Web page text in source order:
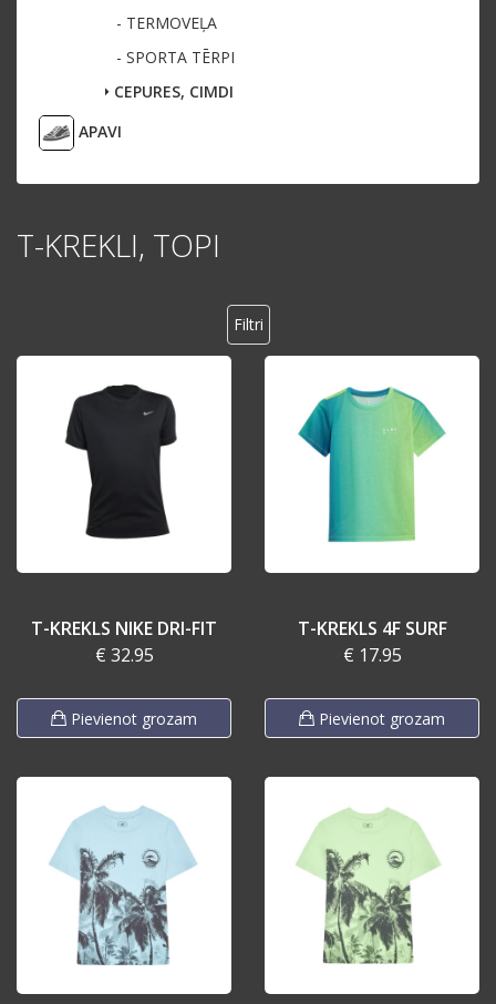
- TERMOVEĻA
- SPORTA TĒRPI
CEPURES, CIMDI
APAVI
T-KREKLI, TOPI
Filtri
T-KREKLS NIKE DRI-FIT
€ 32.95
Pievienot grozam
T-KREKLS 4F SURF
€ 17.95
Pievienot grozam